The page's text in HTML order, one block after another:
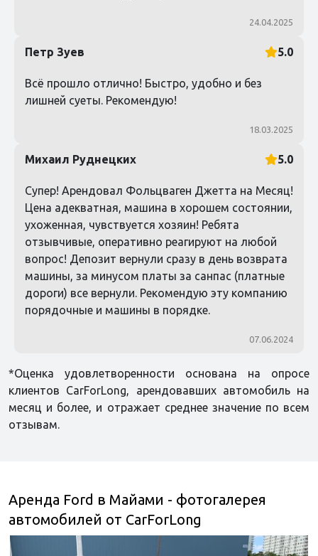
24.04.2025
Петр Зуев 5.0
Всё прошло отлично! Быстро, удобно и без
лишней суеты. Рекомендую!
18.03.2025
Михаил Руднецких 5.0
Супер! Арендовал Фольцваген Джетта на Месяц!
Цена адекватная, машина в хорошем состоянии,
ухоженная, чувствуется хозяин! Ребята
отзывчивые, оперативно реагируют на любой
вопрос! Депозит вернули сразу в день возврата
машины, за минусом платы за санпас (платные
дороги) все вернули. Рекомендую эту компанию
порядочные и машины в порядке.
07.06.2024
*Оценка удовлетворенности основана на опросе
клиентов CarForLong, арендовавших автомобиль на
месяц и более, и отражает среднее значение по всем
отзывам.
Аренда Ford в Майами - фотогалерея
автомобилей от CarForLong